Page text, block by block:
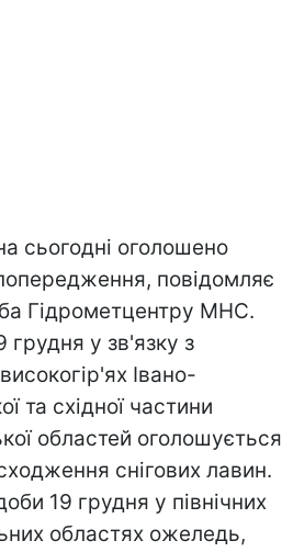
сьогодні оголошено
повідомляє
Гідрометцентру МНС.
грудня у зв'язку з
Івано-
та східної частини
областей оголошується
снігових лавин.
19 грудня у північних
областях ожеледь,